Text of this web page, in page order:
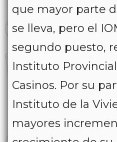
que mayor parte
se lleva, pero el
segundo puesto,
Instituto
Casinos. Por su
Instituto de la
mayores